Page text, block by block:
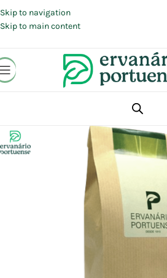
Skip to navigation
Skip to main content